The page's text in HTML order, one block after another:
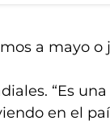
a mayo o
“Es
en el